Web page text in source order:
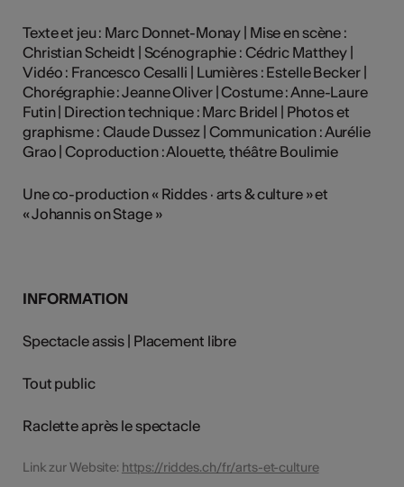
Texte et jeu : Marc Donnet-Monay | Mise en scène :
Christian Scheidt | Scénographie : Cédric Matthey |
Vidéo : Francesco Cesalli | Lumières : Estelle Becker |
Chorégraphie : Jeanne Oliver | Costume : Anne-Laure
Futin | Direction technique : Marc Bridel | Photos et
graphisme : Claude Dussez | Communication : Aurélie
Grao | Coproduction : Alouette, théâtre Boulimie
Une co-production « Riddes · arts & culture » et
« Johannis on Stage »
INFORMATION
Spectacle assis | Placement libre
Tout public
Raclette après le spectacle
Link zur Website: https://riddes.ch/fr/arts-et-culture